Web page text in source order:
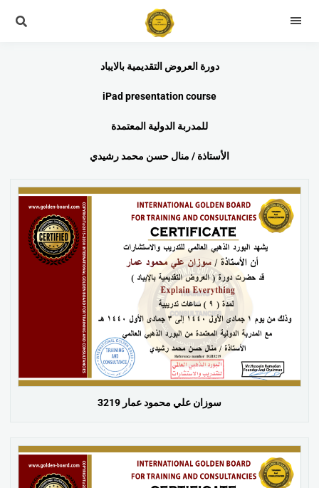
دورة العروض التقديمية بالايباد
iPad presentation course
للمدربة الدولية المعتمدة
الأستاذة / منال حسن محمد رشيدي
سوزان علي محمود عمار 3219